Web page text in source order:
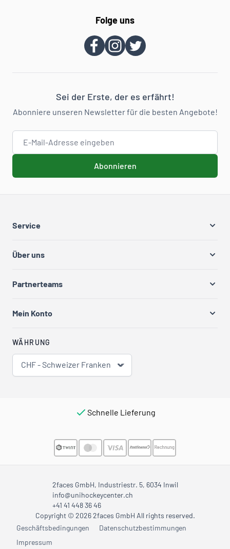
Folge uns
Sei der Erste, der es erfährt!
Abonniere unseren Newsletter für die besten Angebote!
E-Mail-Adresse
Abonnieren
Service
Über uns
Partnerteams
Mein Konto
WÄHRUNG
CHF - Schweizer Franken
Schnelle Lieferung
2faces GmbH, Industriestr. 5, 6034 Inwil
info@unihockeycenter.ch
+41 41 448 36 46
Copyright © 2026 2faces GmbH All rights reserved.
Geschäftsbedingungen
Datenschutzbestimmungen
Impressum